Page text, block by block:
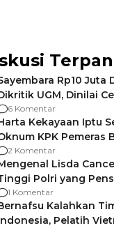
Rp10 Juta
UGM, Dinilai
Negara
6 Komentar
Kekayaan Iptu
KPK Pemeras
2 Komentar
Lisda
Polri yang
Jadi Brigjen
1 Komentar
Kalahkan
Pelatih